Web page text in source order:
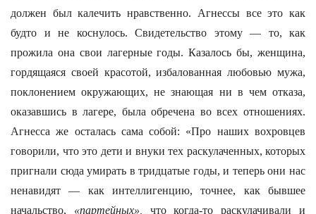
должен был калечить нравственно. Агнессы все это как
будто и не коснулось. Свидетельство этому — то, как
прожила она свои лагерные годы. Казалось бы, женщина,
гордящаяся своей красотой, избалованная любовью мужа,
поклонением окружающих, не знающая ни в чем отказа,
оказавшись в лагере, была обречена во всех отношениях.
Агнесса же осталась сама собой: «Про наших вохровцев
говорили, что это дети и внуки тех раскулаченных, которых
пригнали сюда умирать в тридцатые годы, и теперь они нас
ненавидят — как интеллигенцию, точнее, как бывшее
начальство, «партейных», что когда-то раскулачивали и